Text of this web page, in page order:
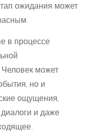
ожидания может
в процессе
может
но и
ощущения,
и даже